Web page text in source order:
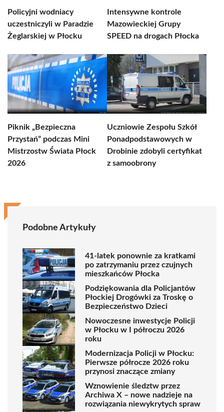
Policyjni wodniacy
uczestniczyli w Paradzie
Żeglarskiej w Płocku
Intensywne kontrole
Mazowieckiej Grupy
SPEED na drogach Płocka
Piknik „Bezpieczna
Przystań” podczas Mini
Mistrzostw Świata Płock
2026
Uczniowie Zespołu Szkół
Ponadpodstawowych w
Drobinie zdobyli certyfikat
z samoobrony
Podobne Artykuły
41-latek ponownie za kratkami
po zatrzymaniu przez czujnych
mieszkańców Płocka
Podziękowania dla Policjantów
Płockiej Drogówki za Troskę o
Bezpieczeństwo Dzieci
Nowoczesne inwestycje Policji
w Płocku w I półroczu 2026
roku
Modernizacja Policji w Płocku:
Pierwsze półrocze 2026 roku
przynosi znaczące zmiany
Wznowienie śledztw przez
Archiwa X – nowe nadzieje na
rozwiązania niewykrytych spraw